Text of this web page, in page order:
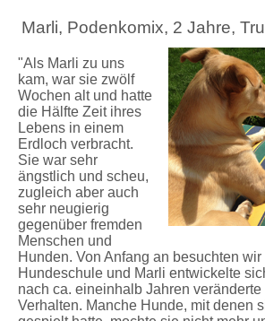
Marli, Podenkomix, 2 Jahre,
"Als Marli zu uns
kam, war sie zwölf
Wochen alt und hatte
die Hälfte Zeit ihres
Lebens in einem
Erdloch verbracht.
Sie war sehr
ängstlich und scheu,
zugleich aber auch
sehr neugierig
gegenüber fremden
Menschen und
Hunden. Von Anfang an besuchten wir
Hundeschule und Marli entwickelte
nach ca. eineinhalb Jahren veränderte
Verhalten. Manche Hunde, mit denen